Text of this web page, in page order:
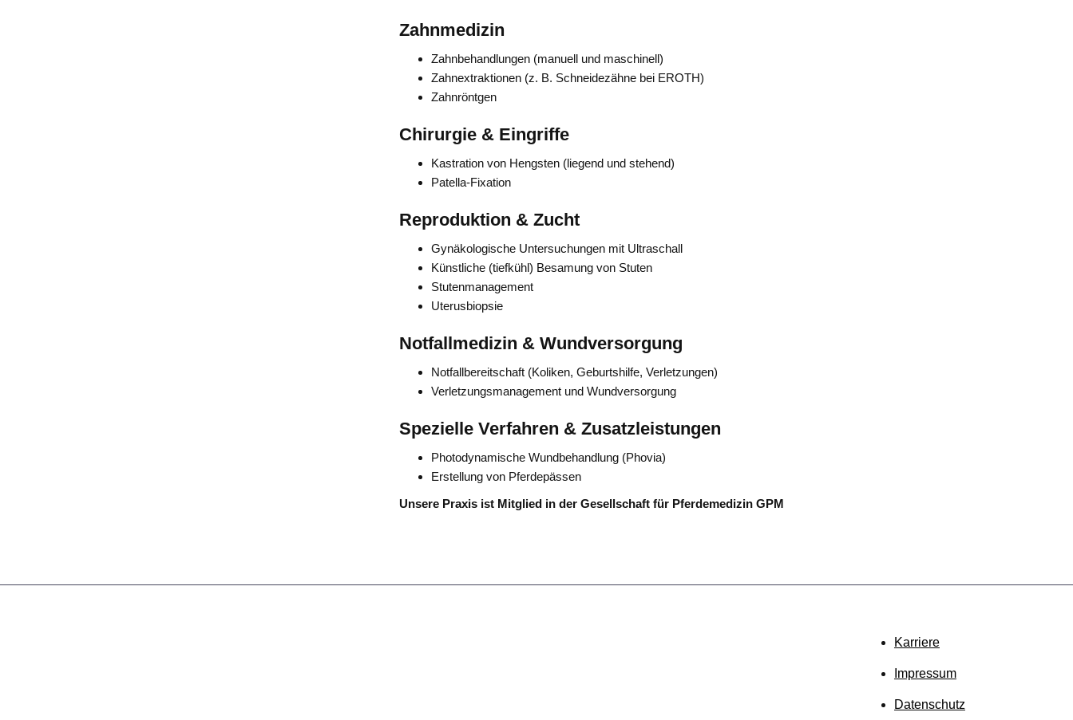
Zahnmedizin
Zahnbehandlungen (manuell und maschinell)
Zahnextraktionen (z. B. Schneidezähne bei EROTH)
Zahnröntgen
Chirurgie & Eingriffe
Kastration von Hengsten (liegend und stehend)
Patella-Fixation
Reproduktion & Zucht
Gynäkologische Untersuchungen mit Ultraschall
Künstliche (tiefkühl) Besamung von Stuten
Stutenmanagement
Uterusbiopsie
Notfallmedizin & Wundversorgung
Notfallbereitschaft (Koliken, Geburtshilfe, Verletzungen)
Verletzungsmanagement und Wundversorgung
Spezielle Verfahren & Zusatzleistungen
Photodynamische Wundbehandlung (Phovia)
Erstellung von Pferdepässen
Unsere Praxis ist Mitglied in der Gesellschaft für Pferdemedizin GPM
Karriere
Impressum
Datenschutz